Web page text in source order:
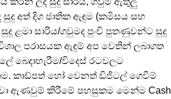
අත් දිග ජාතික ඇඳුම (කමිසය සහ
ළමා සාරිය/ගවුමද පුංචි පුතණුවන්ට සුදු
පරාසයක ඇඳුම් අප වෙතින් ලබාගත
බෙදාහැරීම/විදෙස් රටවලට
කාඩ්පත් හෝ වෙනත් ඩිජිටල් ගෙවීම්
ඇණවුම් කිරීමේ පහසුකම මෙන්ම Cash